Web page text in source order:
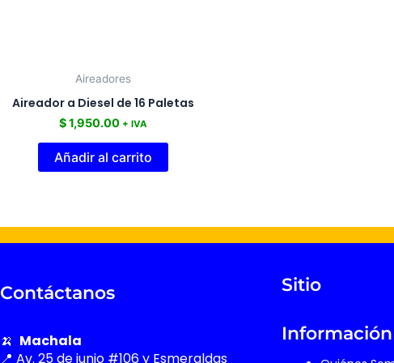
Aireadores
Aireador a Diesel de 16 Paletas
$1,950.00 + IVA
Añadir al carrito
Contáctanos
🍌 Machala
📍 Av. 25 de junio #106 y Esmeraldas
Sitio
Información